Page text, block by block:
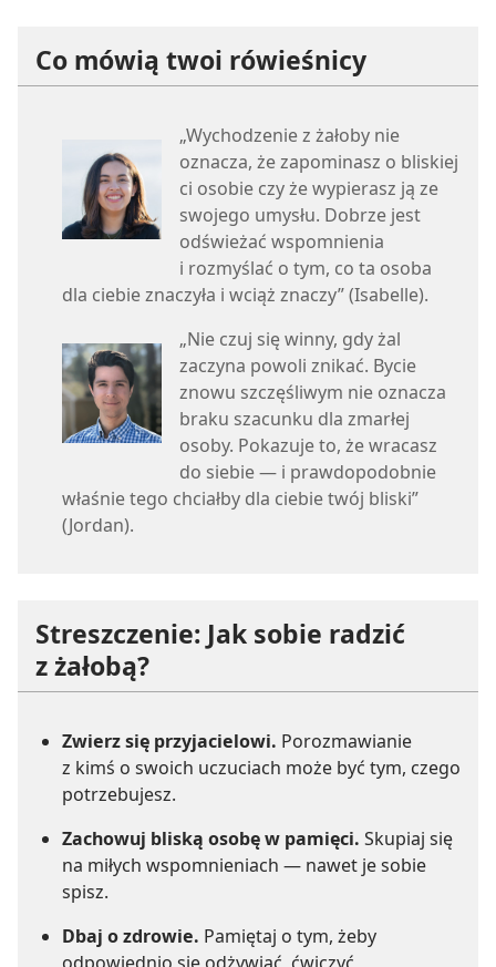
Co mówią twoi rówieśnicy
„Wychodzenie z żałoby nie
oznacza, że zapominasz o bliskiej
ci osobie czy że wypierasz ją ze
swojego umysłu. Dobrze jest
odświeżać wspomnienia
i rozmyślać o tym, co ta osoba
dla ciebie znaczyła i wciąż znaczy” (Isabelle).
„Nie czuj się winny, gdy żal
zaczyna powoli znikać. Bycie
znowu szczęśliwym nie oznacza
braku szacunku dla zmarłej
osoby. Pokazuje to, że wracasz
do siebie — i prawdopodobnie
właśnie tego chciałby dla ciebie twój bliski”
(Jordan).
Streszczenie: Jak sobie radzić
z żałobą?
Zwierz się przyjacielowi. Porozmawianie
z kimś o swoich uczuciach może być tym, czego
potrzebujesz.
Zachowuj bliską osobę w pamięci. Skupiaj się
na miłych wspomnieniach — nawet je sobie
spisz.
Dbaj o zdrowie. Pamiętaj o tym, żeby